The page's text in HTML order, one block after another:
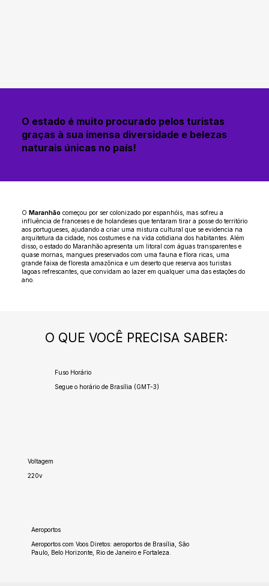
O estado é muito procurado pelos turistas
graças à sua imensa diversidade e belezas
naturais únicas no país!
O Maranhão começou por ser colonizado por espanhóis, mas sofreu a
influência de franceses e de holandeses que tentaram tirar a posse do território
aos portugueses, ajudando a criar uma mistura cultural que se evidencia na
arquitetura da cidade, nos costumes e na vida cotidiana dos habitantes. Além
disso, o estado do Maranhão apresenta um litoral com águas transparentes e
quase mornas, mangues preservados com uma fauna e flora ricas, uma
grande faixa de floresta amazônica e um deserto que reserva aos turistas
lagoas refrescantes, que convidam ao lazer em qualquer uma das estações do
ano.
O QUE VOCÊ PRECISA SABER:
Fuso Horário
Segue o horário de Brasília (GMT-3)
Voltagem
220v
Aeroportos
Aeroportos com Voos Diretos: aeroportos de Brasília, São
Paulo, Belo Horizonte, Rio de Janeiro e Fortaleza.